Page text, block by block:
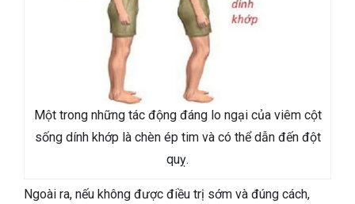
Một trong những tác động đáng lo ngại của viêm cột
sống dính khớp là chèn ép tim và có thể dẫn đến đột
quỵ.
Ngoài ra, nếu không được điều trị sớm và đúng cách,